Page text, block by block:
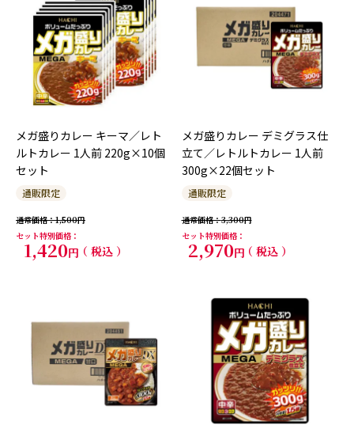
メガ盛りカレー キーマ／レト
ルトカレー 1人前 220g×10個
セット
通販限定
通常価格
1,500
セット特別価格
1,420 税込
メガ盛りカレー デミグラス仕
立て／レトルトカレー 1人前
300g×22個セット
通販限定
通常価格
3,300
セット特別価格
2,970 税込